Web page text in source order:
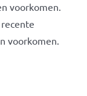
voorkomen.
voorkomen.